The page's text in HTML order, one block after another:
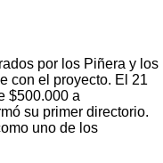
por los Piñera y los
con el proyecto. El 21
$500.000 a
su primer directorio.
uno de los